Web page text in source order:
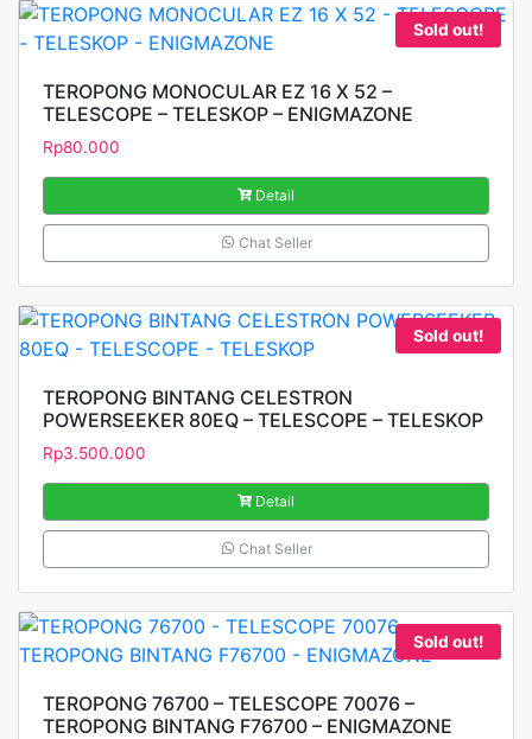
Sold out!
TEROPONG MONOCULAR EZ 16 X 52 –
TELESCOPE – TELESKOP – ENIGMAZONE
Rp80.000
Detail
Chat Seller
Sold out!
TEROPONG BINTANG CELESTRON
POWERSEEKER 80EQ – TELESCOPE – TELESKOP
Rp3.500.000
Detail
Chat Seller
Sold out!
TEROPONG 76700 – TELESCOPE 70076 –
TEROPONG BINTANG F76700 – ENIGMAZONE